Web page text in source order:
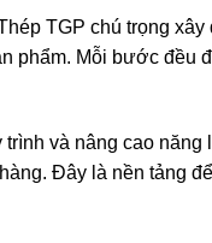
TGP chú trọng xây
phẩm. Mỗi bước đều
và nâng cao
Đây là nền tảng